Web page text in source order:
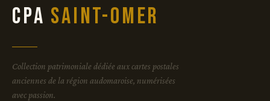
CPA Saint-Omer
Collection patrimoniale dédiée aux cartes postales
anciennes de la région audomaroise, numérisées
avec passion.